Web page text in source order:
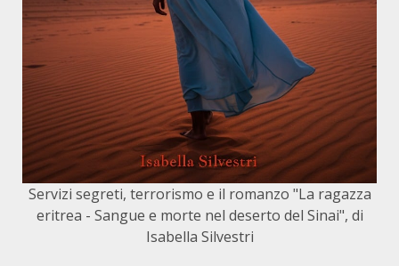
Servizi segreti, terrorismo e il romanzo "La ragazza
eritrea - Sangue e morte nel deserto del Sinai", di
Isabella Silvestri